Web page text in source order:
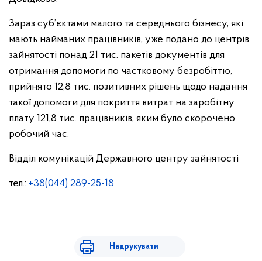
Зараз суб’єктами малого та середнього бізнесу, які
мають найманих працівників, уже подано до центрів
зайнятості понад 21 тис. пакетів документів для
отримання допомоги по частковому безробіттю,
прийнято 12,8 тис. позитивних рішень щодо надання
такої допомоги для покриття витрат на заробітну
плату 121,8 тис. працівників, яким було скорочено
робочий час.
Відділ комунікацій Державного центру зайнятості
тел.: +38(044) 289-25-18
Надрукувати